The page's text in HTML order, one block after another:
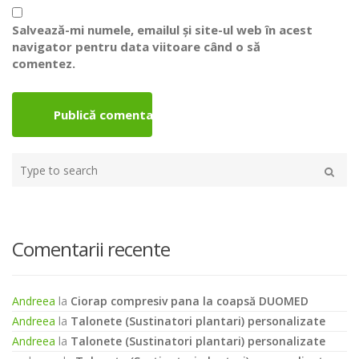
Salvează-mi numele, emailul și site-ul web în acest
navigator pentru data viitoare când o să
comentez.
your
Comentarii recente
Andreea la Ciorap compresiv pana la coapsă DUOMED
Andreea la Talonete (Sustinatori plantari) personalizate
Andreea la Talonete (Sustinatori plantari) personalizate